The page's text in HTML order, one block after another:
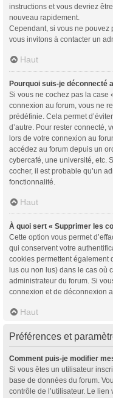
instructions et vous devriez
nouveau rapidement.
Cependant, si vous ne pouvez
vous invitons à contacter un
Haut
Pourquoi suis-je déconnecté
Si vous ne cochez pas la case
connexion au forum, vous ne
prédéfinie. Cela permet
d’autre. Pour rester connecté,
lors de votre connexion au
accédez au forum depuis un
cybercafé, une université, etc.
cocher, il est probable qu’un
fonctionnalité.
Haut
À quoi sert « Supprimer les
Cette option vous permet
qui conservent votre
cookies permettent également
lus ou non lus) dans le cas où
administrateur du forum. Si
connexion et de déconnexion
Haut
Préférences et
Comment puis-je modifier
Si vous êtes un utilisateur
base de données du forum.
contrôle de l’utilisateur. Le